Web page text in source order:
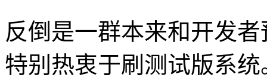
反倒是一群本来和开发
特别热衷于刷测试版系